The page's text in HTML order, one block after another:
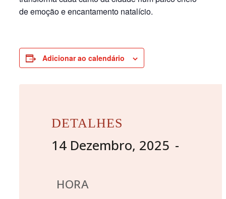
de emoção e encantamento natalício.
Adicionar ao calendário
DETALHES
14 Dezembro, 2025
HORA